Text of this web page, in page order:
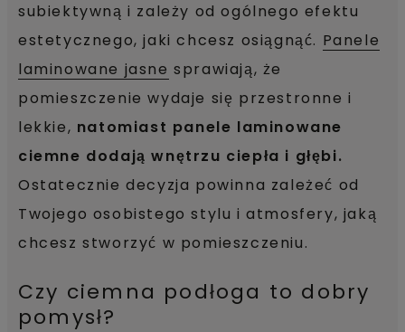
subiektywną i zależy od ogólnego efektu
estetycznego, jaki chcesz osiągnąć. Panele
laminowane jasne sprawiają, że
pomieszczenie wydaje się przestronne i
lekkie, natomiast panele laminowane
ciemne dodają wnętrzu ciepła i głębi.
Ostatecznie decyzja powinna zależeć od
Twojego osobistego stylu i atmosfery, jaką
chcesz stworzyć w pomieszczeniu.
Czy ciemna podłoga to dobry
pomysł?